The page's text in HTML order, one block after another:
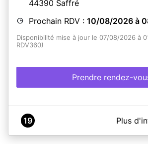
44390 Saffré
Prochain RDV : 10/08/2026 à
Disponibilité mise à jour le 07/08/2026 à
RDV360)
Prendre rendez-
A propos de Mairie de Saffré
19 Plus